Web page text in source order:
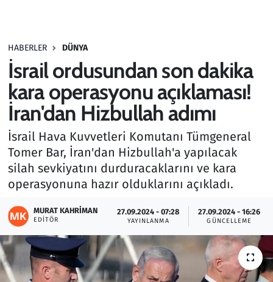
HABERLER DÜNYA
İsrail ordusundan son dakika
kara operasyonu açıklaması!
İran'dan Hizbullah adımı
İsrail Hava Kuvvetleri Komutanı Tümgeneral
Tomer Bar, İran'dan Hizbullah'a yapılacak
silah sevkiyatını durduracaklarını ve kara
operasyonuna hazır olduklarını açıkladı.
MURAT KAHRIMAN
EDITÖR
27.09.2024 - 07:28
YAYINLANMA
27.09.2024 - 16:26
GÜNCELLEME
Haber
Kurumsal Haberler
Lezzet Durağı
Memur ve Kamu
Otomobil
Oyun
Ramazan